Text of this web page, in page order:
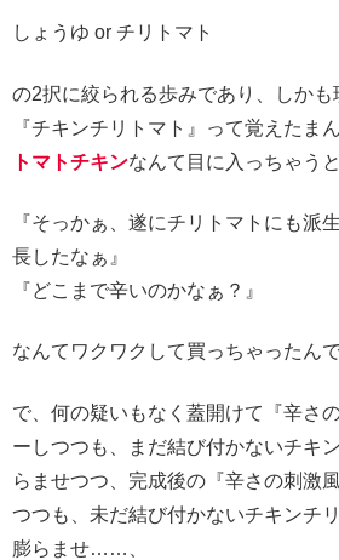
しょうゆ or チリトマト
の2択に絞られる歩みであり、しか
『チキンチリトマト』って覚えたま
トマトチキンなんて目に入っちゃう
『そっかぁ、遂にチリトマトにも派
長したなぁ』
『どこまで辛いのかなぁ？』
なんてワクワクして買っちゃったん
で、何の疑いもなく蓋開けて『辛さ
ーしつつも、まだ結び付かないチキ
らませつつ、完成後の『辛さの刺激
つつも、未だ結び付かないチキンチ
膨らませ……、